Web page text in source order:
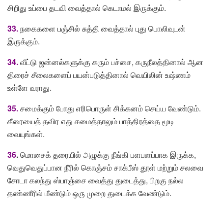
சிறிது உப்பை தடவி வைத்தால் கெடாமல் இருக்கும்.
33.நகைகளை பஞ்சில் சுத்தி வைத்தால் புது பொலிவுடன்
இருக்கும்.
34.வீட்டு ஜன்னல்களுக்கு கரும் பச்சை, கருநீலத்தினால் ஆன
திரைச் சீலைகளைப் பயன்படுத்தினால் வெயிலின் உஷ்ணம்
உள்ளே வராது.
35.சமைக்கும் போது எரிபொருள் சிக்கனம் செய்ய வேண்டும்.
கீரையைத் தவிர எது சமைத்தாலும் பாத்திரத்தை மூடி
வையுங்கள்.
36.மொசைக் தரையில் அழுக்கு நீங்கி பளபளப்பாக இருக்க,
வெதுவெதுப்பான நீரில் கொஞ்சம் சாக்பீஸ் தூள் மற்றும் சலவை
சோடா கலந்து ஸ்பாஞ்சை வைத்து துடைத்து, பிறகு நல்ல
தண்ணீரில் மீண்டும் ஒரு முறை துடைக்க வேண்டும்.